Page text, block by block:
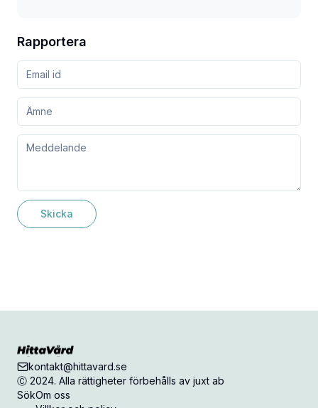
Rapportera
Skicka
kontakt@hittavard.se
Ⓒ 2024. Alla rättigheter förbehålls av juxt ab
SökOm oss